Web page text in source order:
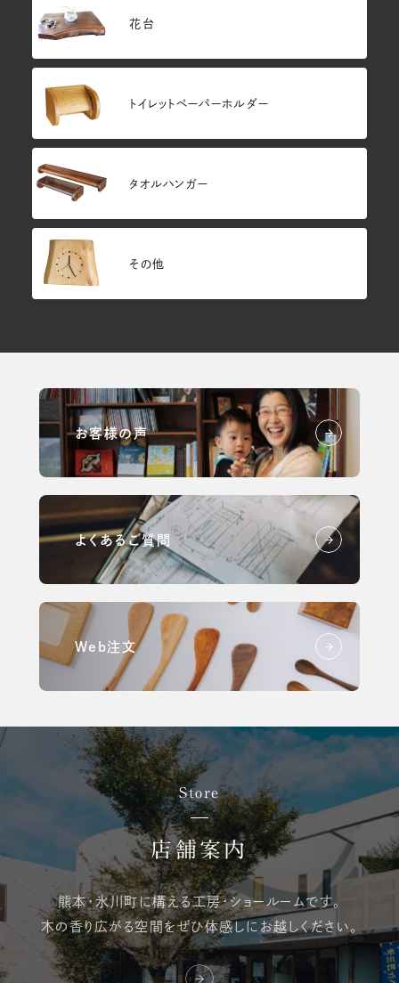
花台
トイレットペーパーホルダー
タオルハンガー
その他
お客様の声
よくあるご質問
Web注文
Store
店舗案内
熊本・氷川町に構える工房・ショールームです。
木の香り広がる空間をぜひ体感しにお越しください。